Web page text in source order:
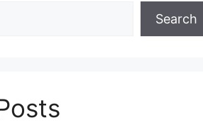
Search